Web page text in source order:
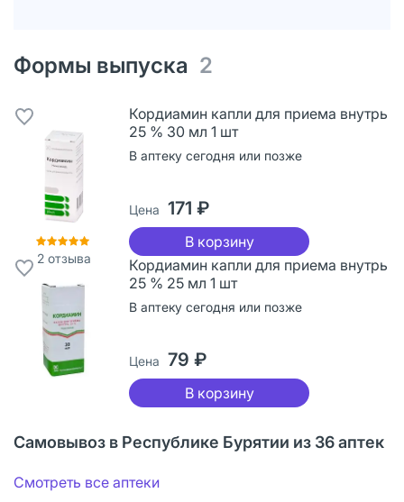
Формы выпуска 2
2 отзыва
Кордиамин капли для приема внутрь
25 % 30 мл 1 шт
В аптеку сегодня или позже
Цена 171 ₽
В корзину
Кордиамин капли для приема внутрь
25 % 25 мл 1 шт
В аптеку сегодня или позже
Цена 79 ₽
В корзину
Самовывоз в Республике Бурятии из 36 аптек
Смотреть все аптеки